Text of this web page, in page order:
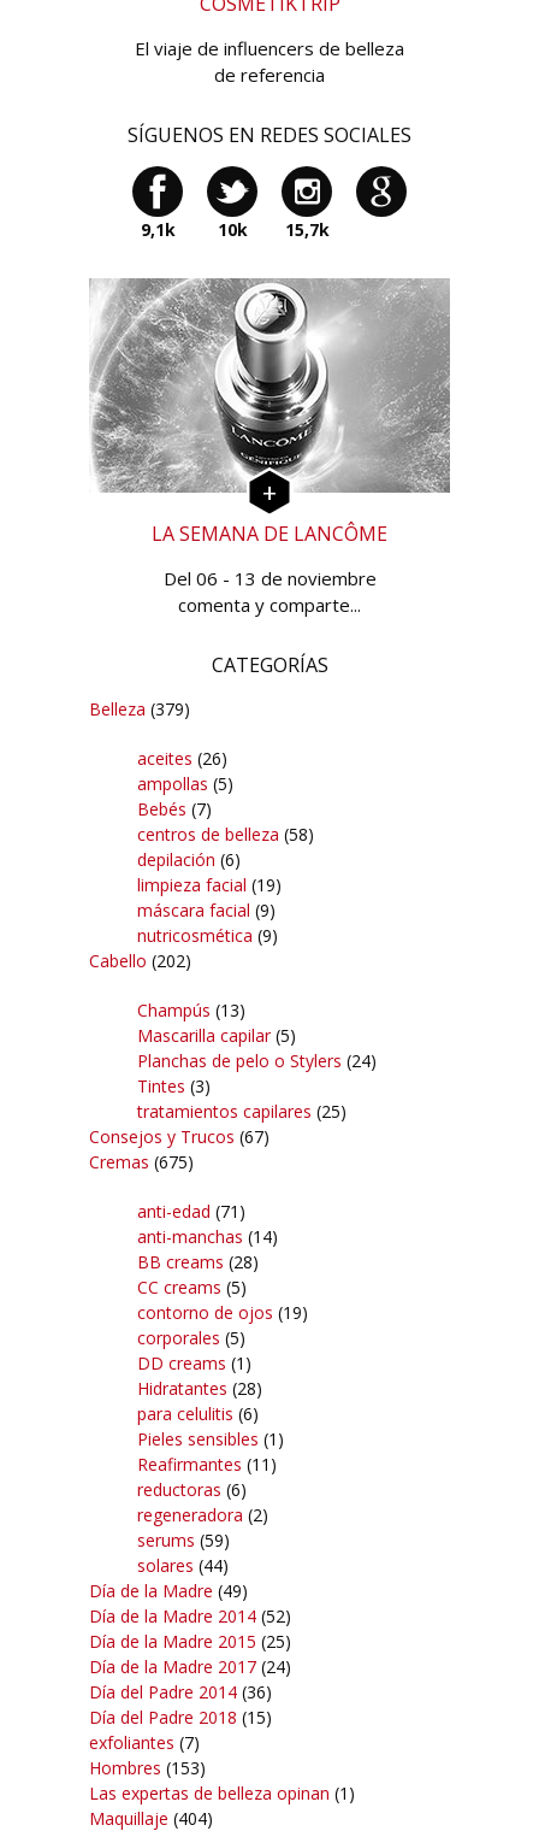
El viaje de influencers de belleza
de referencia
SÍGUENOS EN REDES SOCIALES
9,1k 10k 15,7k
LA SEMANA DE LANCÔME
Del 06 - 13 de noviembre
comenta y comparte...
CATEGORÍAS
Belleza (379)
aceites (26)
ampollas (5)
Bebés (7)
centros de belleza (58)
depilación (6)
limpieza facial (19)
máscara facial (9)
nutricosmética (9)
Cabello (202)
Champús (13)
Mascarilla capilar(5)
Planchas de pelo o Stylers (24)
Tintes (3)
tratamientos capilares (25)
Consejos y Trucos (67)
Cremas (675)
anti-edad (71)
anti-manchas (14)
BB creams (28)
CC creams (5)
contorno de ojos (19)
corporales (5)
DD creams (1)
Hidratantes (28)
para celulitis (6)
Pieles sensibles (1)
Reafirmantes (11)
reductoras (6)
regeneradora (2)
serums (59)
solares (44)
Día de la Madre (49)
Día de la Madre 2014 (52)
Día de la Madre 2015 (25)
Día de la Madre 2017 (24)
Día del Padre 2014 (36)
Día del Padre 2018 (15)
exfoliantes (7)
Hombres (153)
Las expertas de belleza opinan (1)
Maquillaje (404)